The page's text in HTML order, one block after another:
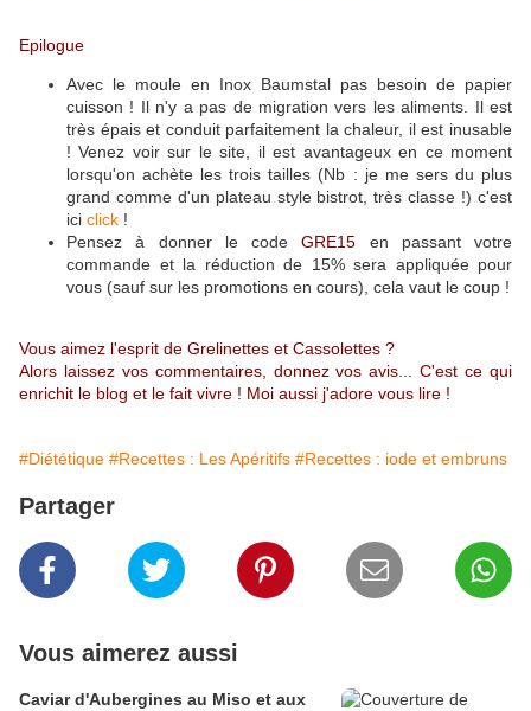
Epilogue
Avec le moule en Inox Baumstal pas besoin de papier
cuisson ! Il n'y a pas de migration vers les aliments. Il est
très épais et conduit parfaitement la chaleur, il est inusable
! Venez voir sur le site, il est avantageux en ce moment
lorsqu'on achète les trois tailles (Nb : je me sers du plus
grand comme d'un plateau style bistrot, très classe !) c'est
ici click !
Pensez à donner le codeGRE15 en passant votre
commande et la réduction de 15% sera appliquée pour
vous (sauf sur les promotions en cours), cela vaut le coup !
Vous aimez l'esprit de Grelinettes et Cassolettes ?
Alors laissez vos commentaires, donnez vos avis... C'est ce qui
enrichit le blog et le fait vivre ! Moi aussi j'adore vous lire !
#Diététique #Recettes : Les Apéritifs #Recettes : iode et embruns
Partager
Vous aimerez aussi
Caviar d'Aubergines au Miso et aux